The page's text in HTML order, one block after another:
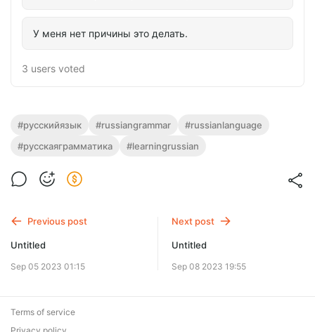
У меня нет причины это делать.
3 users voted
#русскийязык #russiangrammar
#russianlanguage
#русскаяграмматика
#learningrussian
Previous post
Untitled
Sep 05 2023 01:15
Next post
Untitled
Sep 08 2023 19:55
Terms of service